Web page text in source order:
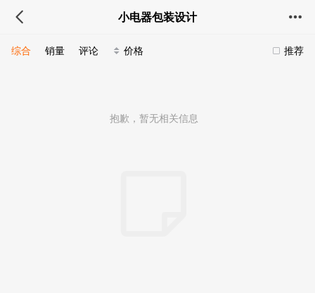
小电器包装设计
推荐
综合 销量 评论 价格
抱歉，暂无相关信息